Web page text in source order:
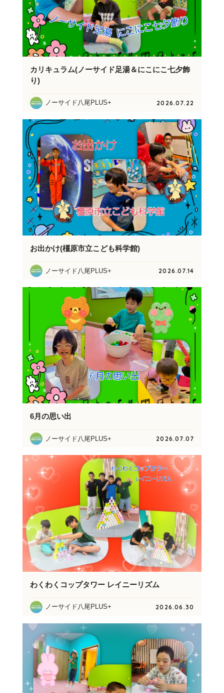
カリキュラム(ノーサイド足湯＆にこにこ七夕飾
り)
ノーサイド八尾PLUS+ 2026.07.22
お出かけ(橿原市立こども科学館)
ノーサイド八尾PLUS+ 2026.07.14
6月の思い出
ノーサイド八尾PLUS+ 2026.07.07
わくわくコップタワー レイニーリズム
ノーサイド八尾PLUS+ 2026.06.30